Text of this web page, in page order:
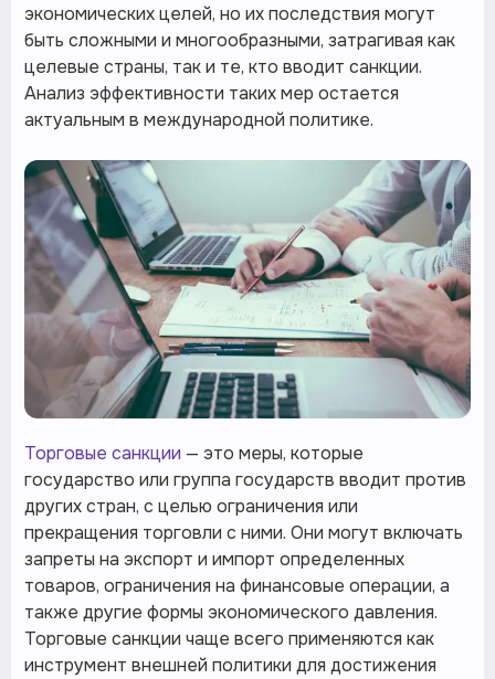
экономических целей, но их последствия могут
быть сложными и многообразными, затрагивая как
целевые страны, так и те, кто вводит санкции.
Анализ эффективности таких мер остается
актуальным в международной политике.
Торговые санкции — это меры, которые
государство или группа государств вводит против
других стран, с целью ограничения или
прекращения торговли с ними. Они могут включать
запреты на экспорт и импорт определенных
товаров, ограничения на финансовые операции, а
также другие формы экономического давления.
Торговые санкции чаще всего применяются как
инструмент внешней политики для достижения